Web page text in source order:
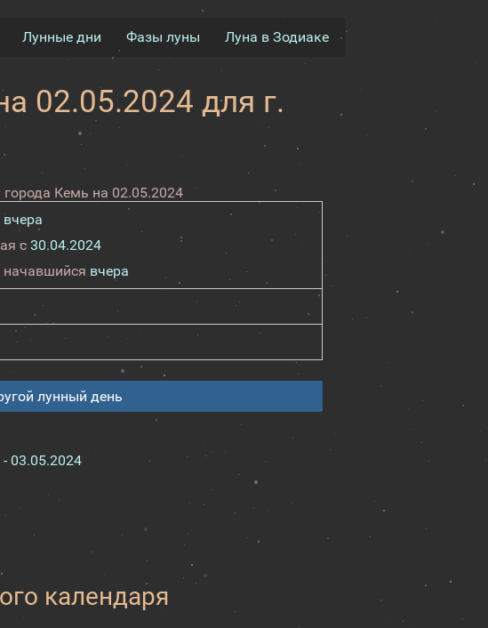
Лунные дни Фазы луны Луна в Зодиаке
02.05.2024 для г.
Кемь на 02.05.2024
вчера
с30.04.2024
начавшийся вчера
лунный день
03.05.2024
календаря